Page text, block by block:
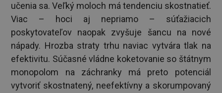
učenia sa. Veľký moloch má tendenciu skostnatieť.
Viac – hoci aj nepriamo – súťažiacich
poskytovateľov naopak zvyšuje šancu na nové
nápady. Hrozba straty trhu naviac vytvára tlak na
efektivitu. Súčasné vládne koketovanie so štátnym
monopolom na záchranky má preto potenciál
vytvoriť skostnatený, neefektívny a skorumpovaný